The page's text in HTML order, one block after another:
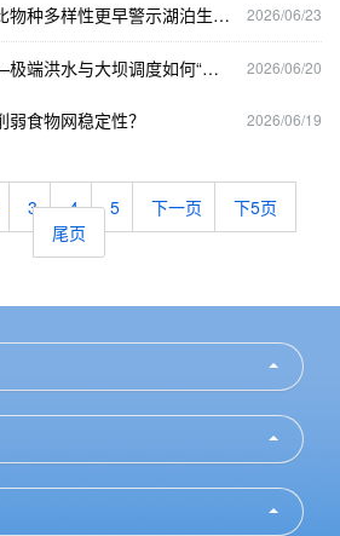
2026/06/23
研究表明功能多样性比物种多样性更早警示湖泊生态系统退化
2026/06/20
高频监测下的千岛湖—极端洪水与大坝调度如何“联手”改写蓝藻命运
2026/06/19
食物网稳定性？
3 4 5 下一页
下5页
尾页